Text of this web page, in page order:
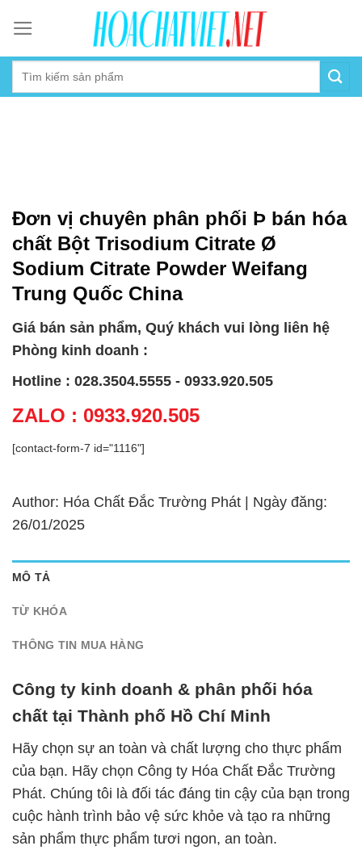
content
Đơn vị chuyên phân phối Þ bán hóa
chất Bột Trisodium Citrate Ø
Sodium Citrate Powder Weifang
Trung Quốc China
Giá bán sản phẩm, Quý khách vui lòng liên hệ
Phòng kinh doanh :
Hotline : 028.3504.5555 - 0933.920.505
ZALO : 0933.920.505
[contact-form-7 id="1116"]
Author: Hóa Chất Đắc Trường Phát | Ngày đăng:
26/01/2025
MÔ TẢ
TỪ KHÓA
THÔNG TIN MUA HÀNG
Công ty kinh doanh & phân phối hóa
chất tại Thành phố Hồ Chí Minh
Hãy chọn sự an toàn và chất lượng cho thực phẩm
của bạn. Hãy chọn Công ty Hóa Chất Đắc Trường
Phát. Chúng tôi là đối tác đáng tin cậy của bạn trong
cuộc hành trình bảo vệ sức khỏe và tạo ra những
sản phẩm thực phẩm tươi ngon, an toàn.